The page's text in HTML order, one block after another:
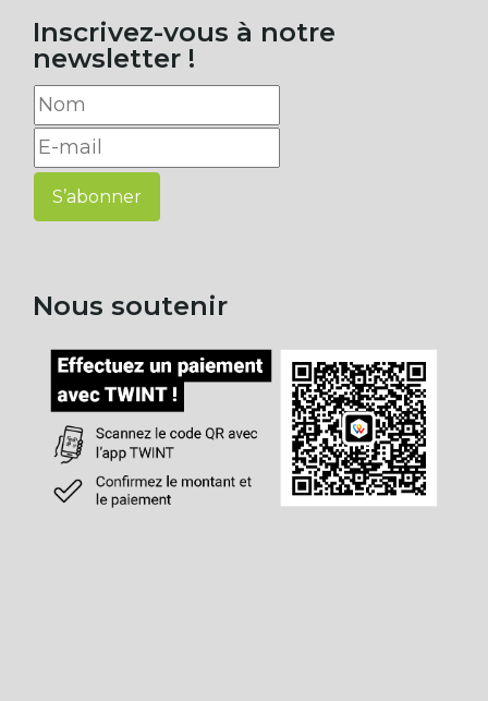
Inscrivez-vous à notre
newsletter !
S’abonner
Nous soutenir